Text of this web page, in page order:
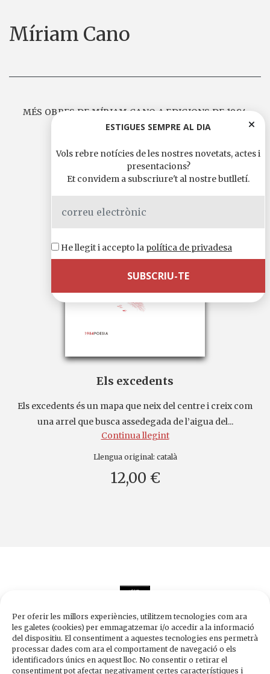
Per oferir les millors experiències, utilitzem tecnologies com ara
les galetes (cookies) per emmagatzemar i/o accedir a la informació
del dispositiu. El consentiment a aquestes tecnologies ens permetrà
processar dades com ara el comportament de navegació o els
identificadors únics en aquest lloc. No consentir o retirar el
consentiment pot afectar negativament certes característiques i
Míriam Cano
MÉS OBRES DE MÍRIAM CANO A EDICIONS DE 1984
Els excedents
Els excedents és un mapa que neix del centre i creix com
una arrel que busca assedegada de l’aigua del...
Continua llegint
Llengua original: català
12,00 €
Edicions de 1984
Carrer Trafalgar, 10, 2n-2a A
ESTIGUES SEMPRE AL DIA
Vols rebre notícies de les nostres novetats, actes i
presentacions?
Et convidem a subscriure't al nostre butlletí.
He llegit i accepto la política de privadesa